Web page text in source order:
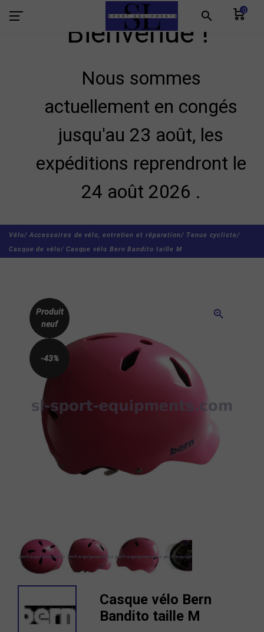
search 0
Bienvenue !
Nous sommes
actuellement en congés
jusqu'au 23 août, les
expéditions reprendront le
24 août 2026 .
Vélo/ Accessoires de vélo, entretien et réparation/ Tenue cycliste/
Casque de vélo/ Casque vélo Bern Bandito taille M
zoom_in
Produit
neuf
-43%
Casque vélo Bern
Bandito taille M